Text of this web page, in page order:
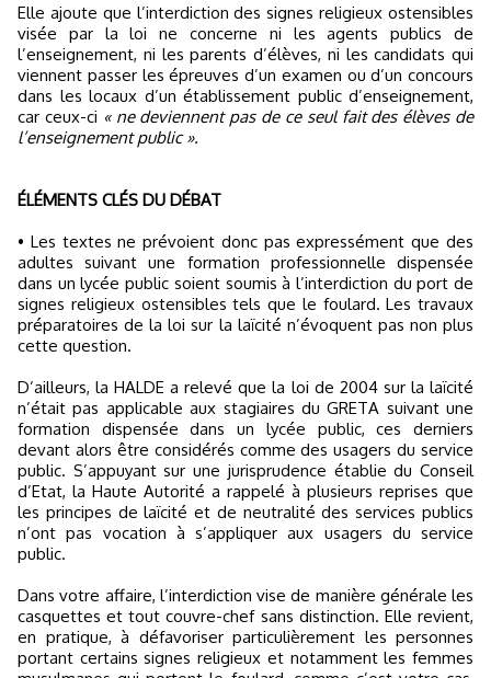
Elle ajoute que l’interdiction des signes religieux ostensibles
visée par la loi ne concerne ni les agents publics de
l’enseignement, ni les parents d’élèves, ni les candidats qui
viennent passer les épreuves d’un examen ou d’un concours
dans les locaux d’un établissement public d’enseignement,
car ceux-ci « ne deviennent pas de ce seul fait des élèves de
l’enseignement public ».
ÉLÉMENTS CLÉS DU DÉBAT
• Les textes ne prévoient donc pas expressément que des
adultes suivant une formation professionnelle dispensée
dans un lycée public soient soumis à l’interdiction du port de
signes religieux ostensibles tels que le foulard. Les travaux
préparatoires de la loi sur la laïcité n’évoquent pas non plus
cette question.
D’ailleurs, la HALDE a relevé que la loi de 2004 sur la laïcité
n’était pas applicable aux stagiaires du GRETA suivant une
formation dispensée dans un lycée public, ces derniers
devant alors être considérés comme des usagers du service
public. S’appuyant sur une jurisprudence établie du Conseil
d’Etat, la Haute Autorité a rappelé à plusieurs reprises que
les principes de laïcité et de neutralité des services publics
n’ont pas vocation à s’appliquer aux usagers du service
public.
Dans votre affaire, l’interdiction vise de manière générale les
casquettes et tout couvre-chef sans distinction. Elle revient,
en pratique, à défavoriser particulièrement les personnes
portant certains signes religieux et notamment les femmes